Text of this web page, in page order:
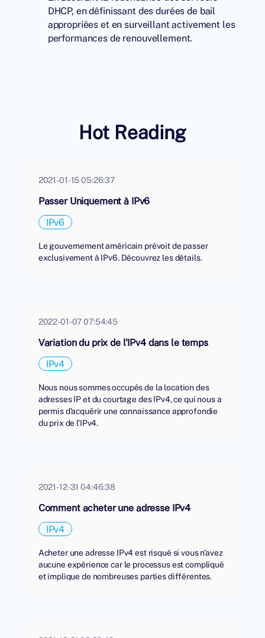
DHCP, en définissant des durées de bail
appropriées et en surveillant activement les
performances de renouvellement.
Hot Reading
2021-01-15 05:26:37
Passer Uniquement à IPv6
IPv6
Le gouvernement américain prévoit de passer
exclusivement à IPv6. Découvrez les détails.
2022-01-07 07:54:45
Variation du prix de l'IPv4 dans le temps
IPv4
Nous nous sommes occupés de la location des
adresses IP et du courtage des IPv4, ce qui nous a
permis d'acquérir une connaissance approfondie
du prix de l'IPv4.
2021-12-31 04:46:38
Comment acheter une adresse IPv4
IPv4
Acheter une adresse IPv4 est risqué si vous n'avez
aucune expérience car le processus est compliqué
et implique de nombreuses parties différentes.